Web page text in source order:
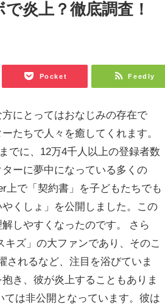
炎上？徹底調査！
Pocket Feedly
にとってはおなじみの存在で
たちで人々を癒してくれます。
でに、12万4千人以上の登録者数
ーに夢中になっている多くの
上で「契約書」を子どもたちでも
くしょ」を公開しました。この
しやすくなったのです。 さら
ズ」の大ファンであり、そのこ
されるなど、注目を浴びていま
き、彼が炎上することもありま
ては非公開となっています。彼は